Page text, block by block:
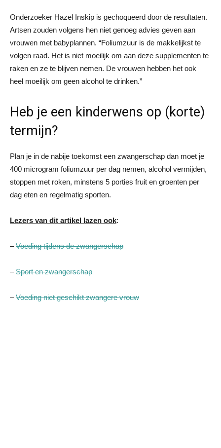
Onderzoeker Hazel Inskip is gechoqueerd door de resultaten.
Artsen zouden volgens hen niet genoeg advies geven aan
vrouwen met babyplannen. “Foliumzuur is de makkelijkst te
volgen raad. Het is niet moeilijk om aan deze supplementen te
raken en ze te blijven nemen. De vrouwen hebben het ook
heel moeilijk om geen alcohol te drinken.”
Heb je een kinderwens op (korte)
termijn?
Plan je in de nabije toekomst een zwangerschap dan moet je
400 microgram foliumzuur per dag nemen, alcohol vermijden,
stoppen met roken, minstens 5 porties fruit en groenten per
dag eten en regelmatig sporten.
Lezers van dit artikel lazen ook:
–Voeding tijdens de zwangerschap
–Sport en zwangerschap
–Voeding niet geschikt zwangere vrouw